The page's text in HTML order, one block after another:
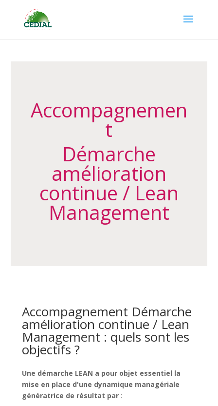
Accompagnemen
t
Démarche
amélioration
continue / Lean
Management
Accompagnement Démarche
amélioration continue / Lean
Management : quels sont les
objectifs ?
Une démarche LEAN a pour objet essentiel la
mise en place d'une dynamique managériale
génératrice de résultat par: